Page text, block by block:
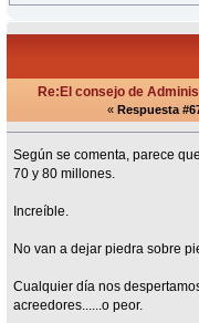
Re:El consejo de
« Respuesta
Según se comenta, parece
70 y 80 millones.
Increíble.
No van a dejar piedra sobre
Cualquier día nos
acreedores......o peor.